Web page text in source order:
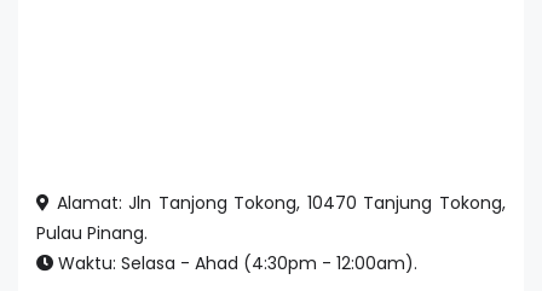
Alamat: Jln Tanjong Tokong, 10470 Tanjung Tokong,
Pulau Pinang.
Waktu: Selasa - Ahad (4:30pm - 12:00am).